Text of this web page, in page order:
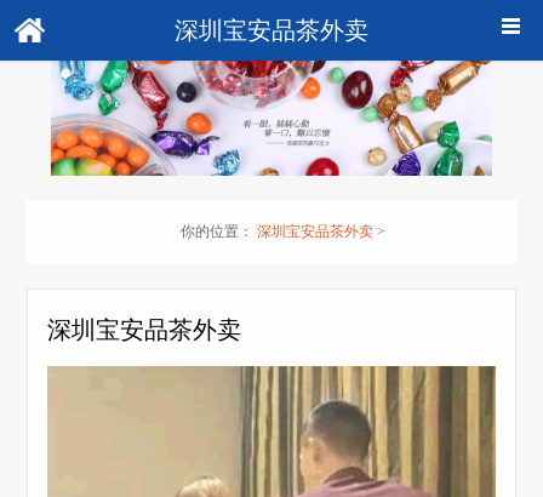
深圳宝安品茶外卖
你的位置： 深圳宝安品茶外卖>
深圳宝安品茶外卖